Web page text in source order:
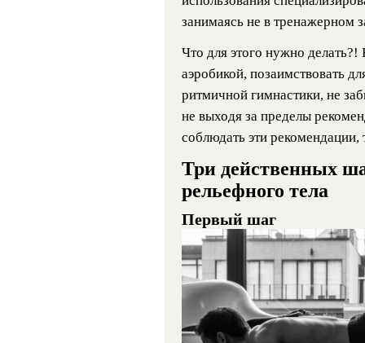
занимаясь не в тренажерном
Что для этого нужно
аэробикой, позаимствовать
ритмичной гимнастики, не
не выходя за пределы
соблюдать эти рекомендации,
Три действенных
рельефного тела
Первый шаг